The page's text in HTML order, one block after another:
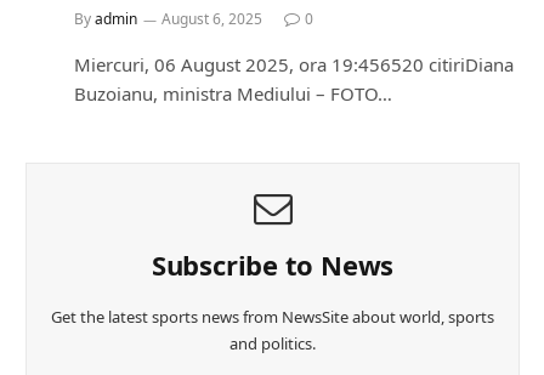
Byadmin August 6, 2025 0
Miercuri, 06 August 2025, ora 19:456520 citiriDiana
Buzoianu, ministra Mediului – FOTO…
Subscribe to News
Get the latest sports news from NewsSite about world, sports
and politics.